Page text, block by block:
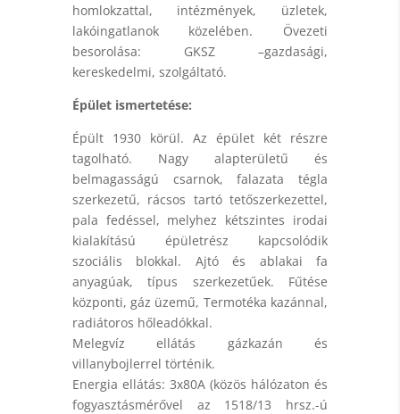
homlokzattal, intézmények, üzletek,
lakóingatlanok közelében. Övezeti
besorolása: GKSZ –gazdasági,
kereskedelmi, szolgáltató.
Épület ismertetése:
Épült 1930 körül. Az épület két részre
tagolható. Nagy alapterületű és
belmagasságú csarnok, falazata tégla
szerkezetű, rácsos tartó tetőszerkezettel,
pala fedéssel, melyhez kétszintes irodai
kialakítású épületrész kapcsolódik
szociális blokkal. Ajtó és ablakai fa
anyagúak, típus szerkezetűek. Fűtése
központi, gáz üzemű, Termotéka kazánnal,
radiátoros hőleadókkal.
Melegvíz ellátás gázkazán és
villanybojlerrel történik.
Energia ellátás: 3x80A (közös hálózaton és
fogyasztásmérővel az 1518/13 hrsz.-ú